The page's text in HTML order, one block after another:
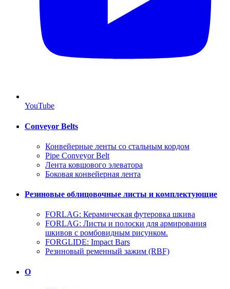
YouTube
Conveyor Belts
Конвейерные ленты со стальным кордом
Pipe Conveyor Belt
Лента ковшового элеватора
Боковая конвейерная лента
Резиновые облицовочные листы и комплектующие
FORLAG: Керамическая футеровка шкива
FORLAG: Листы и полоски для армирования
шкивов с ромбовидным рисунком.
FORGLIDE: Impact Bars
Резиновый ременный зажим (RBF)
О